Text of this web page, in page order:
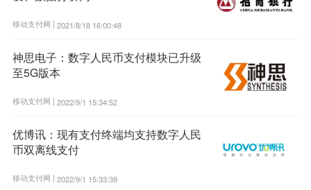
移动支付网 | 2021/8/18 16:00:48
神思电子：数字人民币支付模块已升级
至5G版本
移动支付网 | 2022/9/1 15:34:52
优博讯：现有支付终端均支持数字人民
币双离线支付
移动支付网 | 2022/9/1 15:33:39